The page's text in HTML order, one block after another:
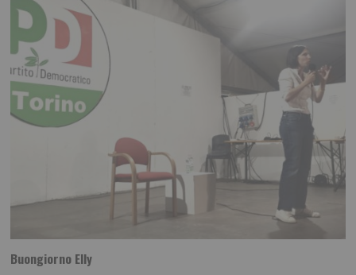
Buongiorno Elly